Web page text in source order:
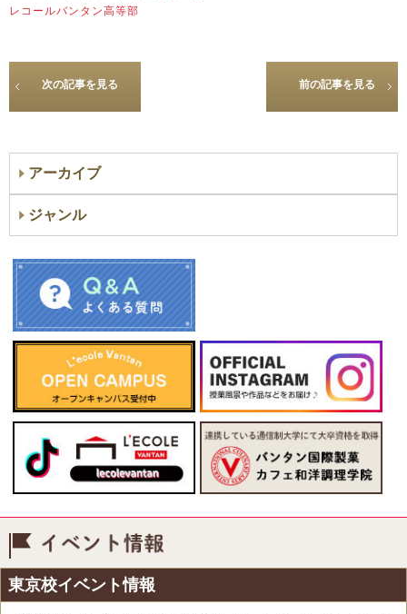
レコールバンタン高等部
次の記事を見る 前の記事を見る
アーカイブ
ジャンル
東京校イベント情報